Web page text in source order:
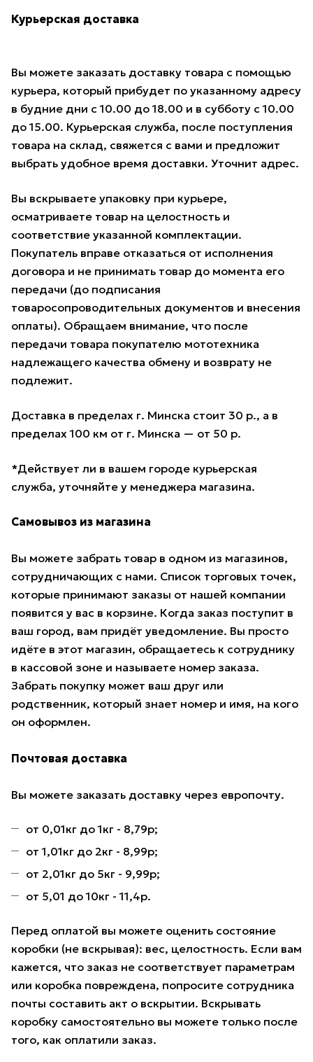
Курьерская доставка
Вы можете заказать доставку товара с помощью
курьера, который прибудет по указанному адресу
в будние дни с 10.00 до 18.00 и в субботу с 10.00
до 15.00. Курьерская служба, после поступления
товара на склад, свяжется с вами и предложит
выбрать удобное время доставки. Уточнит адрес.
Вы вскрываете упаковку при курьере,
осматриваете товар на целостность и
соответствие указанной комплектации.
Покупатель вправе отказаться от исполнения
договора и не принимать товар до момента его
передачи (до подписания
товаросопроводительных документов и внесения
оплаты). Обращаем внимание, что после
передачи товара покупателю мототехника
надлежащего качества обмену и возврату не
подлежит.
Доставка в пределах г. Минска стоит 30 р., а в
пределах 100 км от г. Минска — от 50 р.
*Действует ли в вашем городе курьерская
служба, уточняйте у менеджера магазина.
Самовывоз из магазина
Вы можете забрать товар в одном из магазинов,
сотрудничающих с нами. Список торговых точек,
которые принимают заказы от нашей компании
появится у вас в корзине. Когда заказ поступит в
ваш город, вам придёт уведомление. Вы просто
идёте в этот магазин, обращаетесь к сотруднику
в кассовой зоне и называете номер заказа.
Забрать покупку может ваш друг или
родственник, который знает номер и имя, на кого
он оформлен.
Почтовая доставка
Вы можете заказать доставку через европочту.
от 0,01кг до 1кг - 8,79р;
от 1,01кг до 2кг - 8,99р;
от 2,01кг до 5кг - 9,99р;
от 5,01 до 10кг - 11,4р.
Перед оплатой вы можете оценить состояние
коробки (не вскрывая): вес, целостность. Если вам
кажется, что заказ не соответствует параметрам
или коробка повреждена, попросите сотрудника
почты составить акт о вскрытии. Вскрывать
коробку самостоятельно вы можете только после
того, как оплатили заказ.